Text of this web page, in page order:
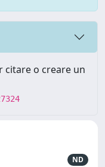
citare o creare un
ND